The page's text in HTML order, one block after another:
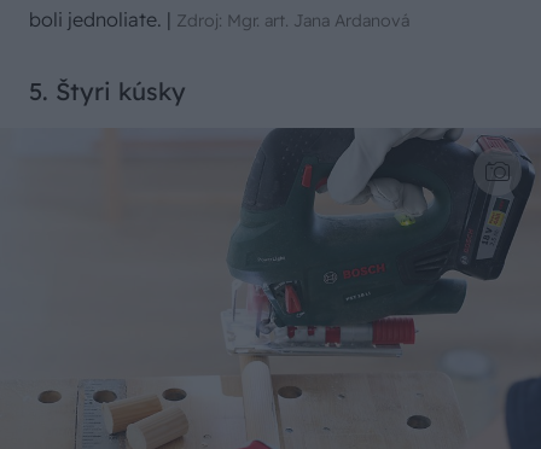
boli jednoliate. | Zdroj: Mgr. art. Jana Ardanová
5. Štyri kúsky